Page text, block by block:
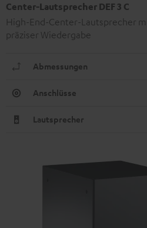
Center-Lautsprecher DEF 3 C
High-End-Center-Lautsprecher
präziser Wiedergabe
Abmessungen
Anschlüsse
Lautsprecher